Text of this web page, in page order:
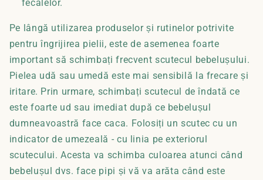
fecalelor.
Pe lângă utilizarea produselor și rutinelor potrivite
pentru îngrijirea pielii, este de asemenea foarte
important să schimbați frecvent scutecul bebelușului.
Pielea udă sau umedă este mai sensibilă la frecare și
iritare. Prin urmare, schimbați scutecul de îndată ce
este foarte ud sau imediat după ce bebelușul
dumneavoastră face caca. Folosiți un scutec cu un
indicator de umezeală - cu linia pe exteriorul
scutecului. Acesta va schimba culoarea atunci când
bebelușul dvs. face pipi și vă va arăta când este